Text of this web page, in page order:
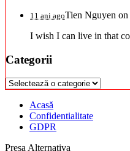
11 ani agoTien Nguyen on
I wish I can live in that
Categorii
Categorii
Acasă
Confidentialitate
GDPR
Presa Alternativa